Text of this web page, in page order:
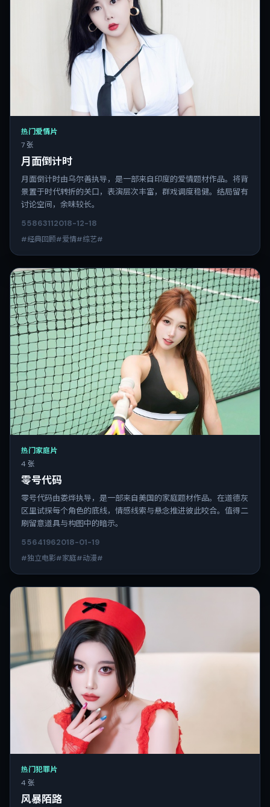
热门爱情片
7 张
月面倒计时
月面倒计时由乌尔善执导，是一部来自印度的爱情题材作品。将背
景置于时代转折的关口，表演层次丰富，群戏调度稳健。结局留有
讨论空间，余味较长。
55863112018-12-18
#经典回顾#爱情#综艺#
热门家庭片
4 张
零号代码
零号代码由娄烨执导，是一部来自美国的家庭题材作品。在道德灰
区里试探每个角色的底线，情感线索与悬念推进彼此咬合。值得二
刷留意道具与构图中的暗示。
55641962018-01-19
#独立电影#家庭#动漫#
热门犯罪片
4 张
风暴陌路